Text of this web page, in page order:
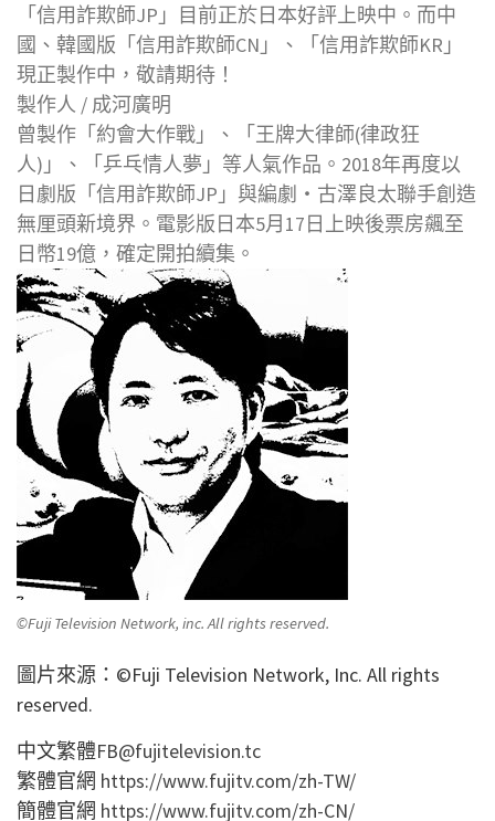
「信用詐欺師JP」目前正於日本好評上映中。而中
國、韓國版「信用詐欺師CN」、「信用詐欺師KR」
現正製作中，敬請期待！
製作人 / 成河廣明
曾製作「約會大作戰」、「王牌大律師(律政狂
人)」、「乒乓情人夢」等人氣作品。2018年再度以
日劇版「信用詐欺師JP」與編劇‧古澤良太聯手創造
無厘頭新境界。電影版日本5月17日上映後票房飆至
日幣19億，確定開拍續集。
©Fuji Television Network, inc. All rights reserved.
圖片來源：©Fuji Television Network, Inc. All rights
reserved.
中文繁體FB@fujitelevision.tc
繁體官網 https://www.fujitv.com/zh-TW/
簡體官網 https://www.fujitv.com/zh-CN/